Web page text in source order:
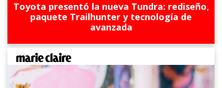
Toyota presentó la nueva Tundra: rediseño,
paquete Trailhunter y tecnología de
avanzada